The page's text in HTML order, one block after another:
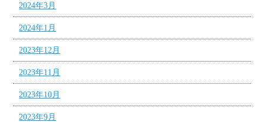
2024年3月
2024年1月
2023年12月
2023年11月
2023年10月
2023年9月